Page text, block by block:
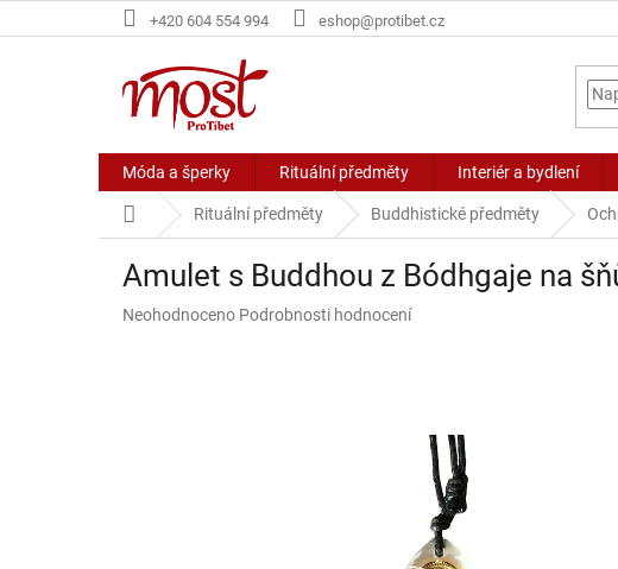
na
+420 604 554 994 eshop@protibet.cz
Móda a šperky Rituální předměty Interiér a bydlení
Domů Rituální předměty Buddhistické předměty
Amulet s Buddhou z Bódhgaje na
Průměrné
Neohodnoceno Podrobnosti hodnocení